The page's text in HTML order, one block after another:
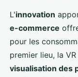
L'innovation
e-commerce
pour les
premier lieu, la
visualisation des